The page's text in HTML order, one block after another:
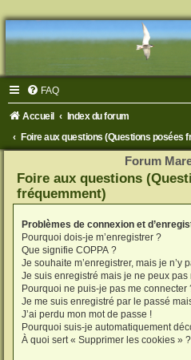
FAQ
Accueil
Index du forum
Foire aux questions (Questions posées
Forum
Foire aux questions
fréquemment)
Problèmes de connexion et
Pourquoi dois-je m’enregistrer ?
Que signifie COPPA ?
Je souhaite m’enregistrer, mais je n’y
Je suis enregistré mais je ne peux pas
Pourquoi ne puis-je pas me connecter
Je me suis enregistré par le passé
J’ai perdu mon mot de passe !
Pourquoi suis-je automatiquement
À quoi sert « Supprimer les cookies » ?